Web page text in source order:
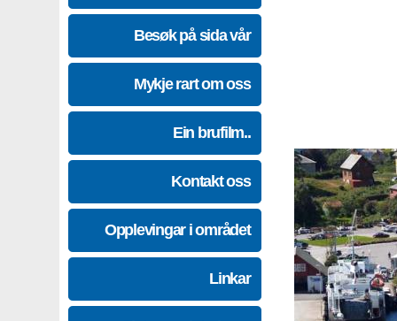
Besøk på sida vår
Mykje rart om oss
Ein brufilm..
Kontakt oss
Opplevingar i området
Linkar